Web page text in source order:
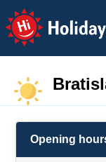
Holiday
Opening